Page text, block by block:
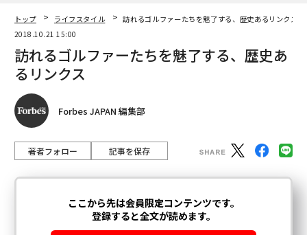
トップ ライフスタイル
訪れるゴルファーたちを魅了する、歴史あるリンクス
2018.10.21 15:00
訪れるゴルファーたちを魅了する、歴史あ
るリンクス
Forbes JAPAN 編集部
著者フォロー 記事を保存